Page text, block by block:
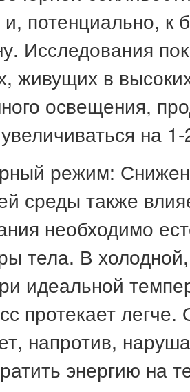
и, потенциально, к
Исследования
живущих в
освещения,
на
режим:
среды также
необходимо
тела. В
идеальной
протекает
напротив,
энергию на